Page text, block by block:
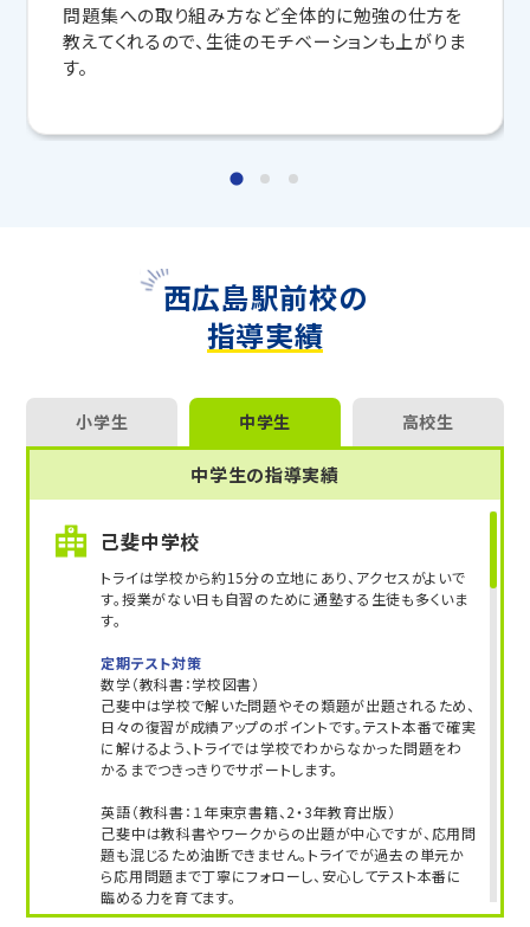
う！
マンツーマンの無料体験授業、学習相談、教室見学は
こちら
教室長兼教育プランナー 坪井 要
問題集への取り組み方など全体的に勉強の仕方を
教えてくれるので、生徒のモチベーションも上がりま
す。
西広島駅前校の
指導実績
小学生 中学生 高校生
中学生の指導実績
己斐中学校
トライは学校から約15分の立地にあり、アクセスがよいで
す。授業がない日も自習のために通塾する生徒も多くいま
す。
定期テスト対策
数学（教科書：学校図書）
己斐中は学校で解いた問題やその類題が出題されるため、
日々の復習が成績アップのポイントです。テスト本番で確実
に解けるよう、トライでは学校でわからなかった問題をわ
かるまでつきっきりでサポートします。
英語（教科書：１年東京書籍、2・3年教育出版）
己斐中は教科書やワークからの出題が中心ですが、応用問
題も混じるため油断できません。トライでが過去の単元か
ら応用問題まで丁寧にフォローし、安心してテスト本番に
臨める力を育てます。